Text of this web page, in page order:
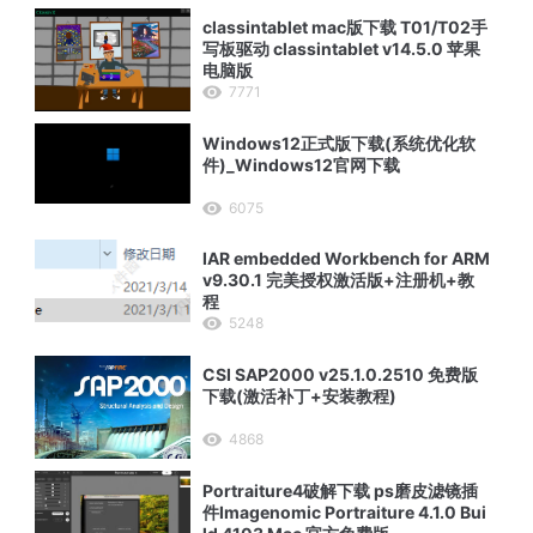
classintablet mac版下载 T01/T02手
写板驱动 classintablet v14.5.0 苹果
电脑版
7771
Windows12正式版下载(系统优化软
件)_Windows12官网下载
6075
IAR embedded Workbench for ARM
v9.30.1 完美授权激活版+注册机+教
程
5248
CSI SAP2000 v25.1.0.2510 免费版
下载(激活补丁+安装教程)
4868
Portraiture4破解下载 ps磨皮滤镜插
件Imagenomic Portraiture 4.1.0 Bui